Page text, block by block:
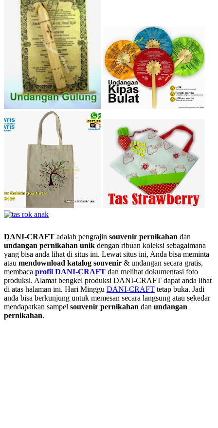
DANI-CRAFT adalah pengrajin souvenir pernikahan dan
undangan pernikahan unik dengan ribuan koleksi sebagaimana
yang bisa anda lihat di situs ini. Lewat situs ini, Anda bisa meminta
atau mendownload katalog souvenir & undangan secara gratis,
membaca profil DANI-CRAFT dan melihat dokumentasi foto
produksi. Alamat bengkel produksi DANI-CRAFT dapat anda lihat
di atas halaman ini. Hari Minggu DANI-CRAFT tetap buka. Jadi
anda bisa berkunjung untuk memesan secara langsung atau sekedar
mendapatkan sampel souvenir pernikahan dan undangan
pernikahan.